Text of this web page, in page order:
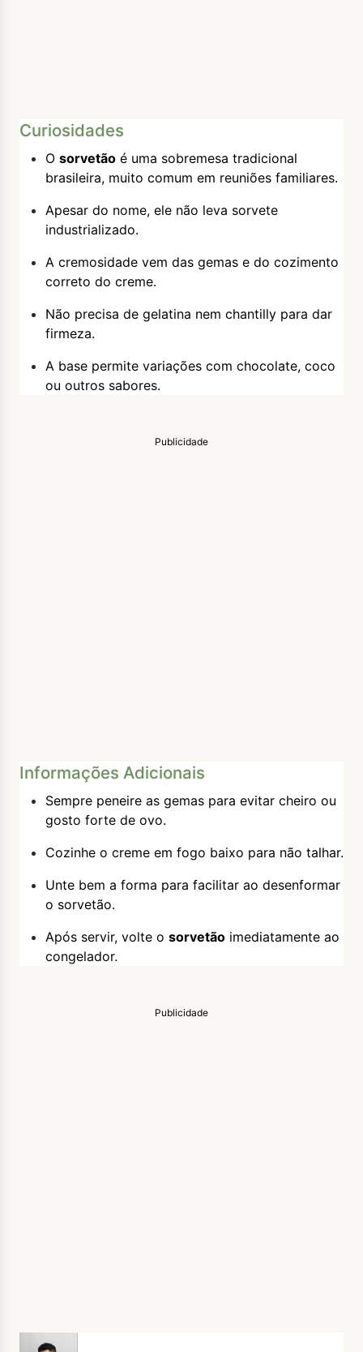
Curiosidades
O sorvetão é uma sobremesa tradicional
brasileira, muito comum em reuniões familiares.
Apesar do nome, ele não leva sorvete
industrializado.
A cremosidade vem das gemas e do cozimento
correto do creme.
Não precisa de gelatina nem chantilly para dar
firmeza.
A base permite variações com chocolate, coco
ou outros sabores.
Publicidade
Informações Adicionais
Sempre peneire as gemas para evitar cheiro ou
gosto forte de ovo.
Cozinhe o creme em fogo baixo para não talhar.
Unte bem a forma para facilitar ao desenformar
o sorvetão.
Após servir, volte o sorvetão imediatamente ao
congelador.
Publicidade